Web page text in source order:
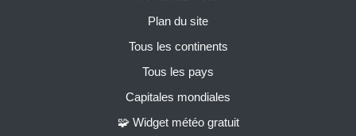
Plan du site
Tous les continents
Tous les pays
Capitales mondiales
🧩 Widget météo gratuit